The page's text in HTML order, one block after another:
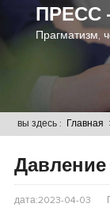
ПРЕСС
Прагматизм,
вы здесь : Главная
Давление
дата:2023-04-03